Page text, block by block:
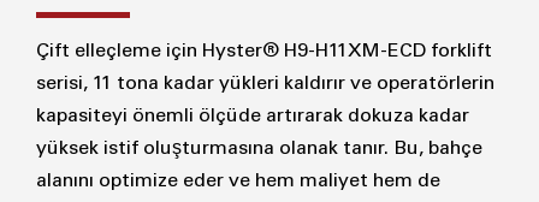
Çift elleçleme için Hyster® H9-H11XM-ECD forklift
serisi, 11 tona kadar yükleri kaldırır ve operatörlerin
kapasiteyi önemli ölçüde artırarak dokuza kadar
yüksek istif oluşturmasına olanak tanır. Bu, bahçe
alanını optimize eder ve hem maliyet hem de